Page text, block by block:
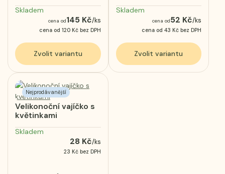
cena od145 Kč/ks
cena od 120 Kč bez DPH
Skladem
Zvolit variantu
cena od52 Kč/ks
cena od43 Kčbez DPH
Skladem
Zvolit variantu
Nejprodávanější
Velikonoční vajíčko s
květinkami
28 Kč/ks
23 Kč bez DPH
Skladem